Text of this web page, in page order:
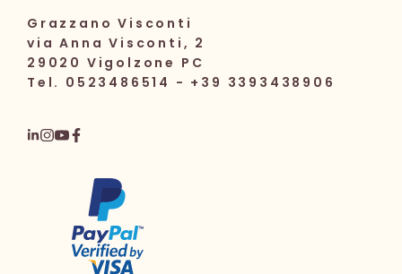
Grazzano Visconti
via Anna Visconti, 2
29020 Vigolzone PC
Tel. 0523486514 - +39 3393438906